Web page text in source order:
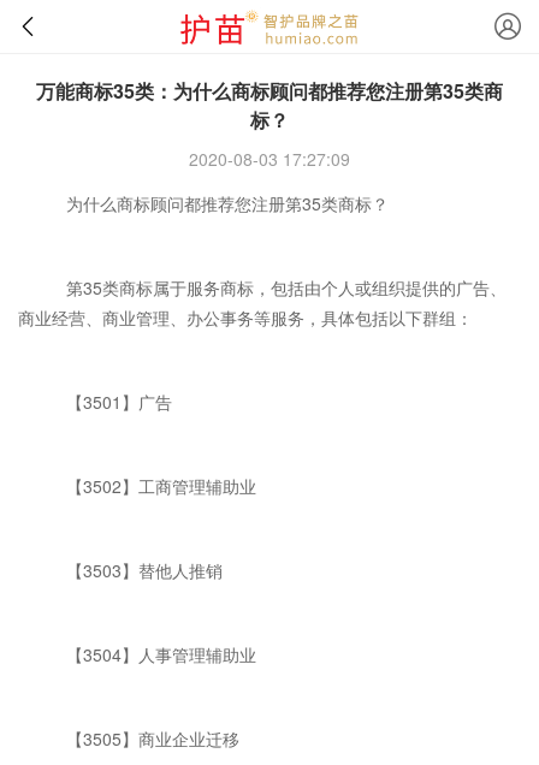
万能商标35类：为什么商标顾问都推荐您注册第35类商
标？
2020-08-03 17:27:09
为什么商标顾问都推荐您注册第35类商标？
第35类商标属于服务商标，包括由个人或组织提供的广告、
商业经营、商业管理、办公事务等服务，具体包括以下群组：
【3501】广告
【3502】工商管理辅助业
【3503】替他人推销
【3504】人事管理辅助业
【3505】商业企业迁移